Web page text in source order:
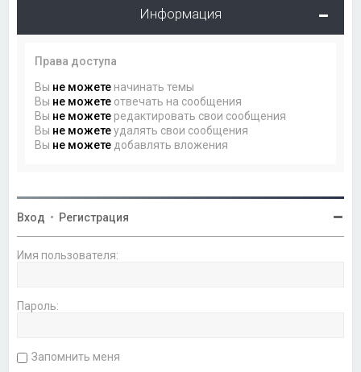
Информация
Права доступа
Вы не можете начинать темы
Вы не можете отвечать на сообщения
Вы не можете редактировать свои сообщения
Вы не можетеудалять свои сообщения
Вы не можете добавлять вложения
Вход • Регистрация
Имя пользователя:
Пароль:
Запомнить меня